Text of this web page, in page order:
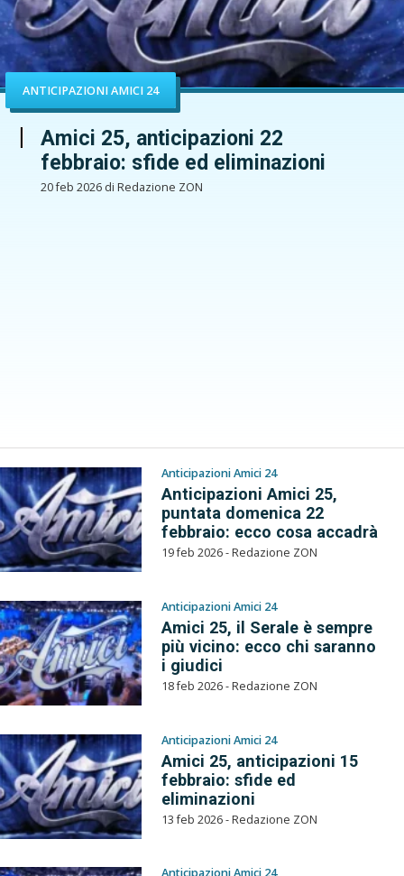
ANTICIPAZIONI AMICI 24
Amici 25, anticipazioni 22
febbraio: sfide ed eliminazioni
20 feb 2026 di Redazione ZON
Anticipazioni Amici 24
Anticipazioni Amici 25,
puntata domenica 22
febbraio: ecco cosa accadrà
19 feb 2026 - Redazione ZON
Anticipazioni Amici 24
Amici 25, il Serale è sempre
più vicino: ecco chi saranno
i giudici
18 feb 2026 - Redazione ZON
Anticipazioni Amici 24
Amici 25, anticipazioni 15
febbraio: sfide ed
eliminazioni
13 feb 2026 - Redazione ZON